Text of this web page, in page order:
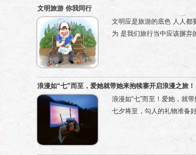
699元/晚 包括：帐篷一顶+
使用，抵扣金额最多80元；
相关推文至朋友圈，集满38
取，每人限领一次。数量有
文明旅游 你我同行
文明应是旅游的底色 人人都
为 是我们旅行当中应该摒弃
意吐痰、吐口香糖是我们在
塞的行为也是不文明行为！
五成群嬉笑打闹，对旁人
感，也是无公德心的表现，
的“抹黑者” 争当文明旅游人
浪漫如“七”而至，爱她就带她来抱犊寨开启浪漫之旅！
浪漫如“七”而至！爱她，就
七夕将至，勾人的礼物准备
七夕 不如，来一场浪漫旅
乐场售票处兑换，领取当